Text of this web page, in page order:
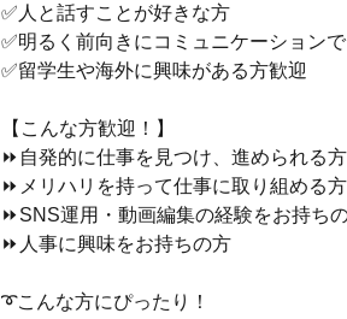
✅人と話すことが好きな方
✅明るく前向きにコミュニケーション
✅留学生や海外に興味がある方歓迎
【こんな方歓迎！】
⏩自発的に仕事を見つけ、進められる方
⏩メリハリを持って仕事に取り組める方
⏩SNS運用・動画編集の経験をお持ち
⏩人事に興味をお持ちの方
➰こんな方にぴったり！